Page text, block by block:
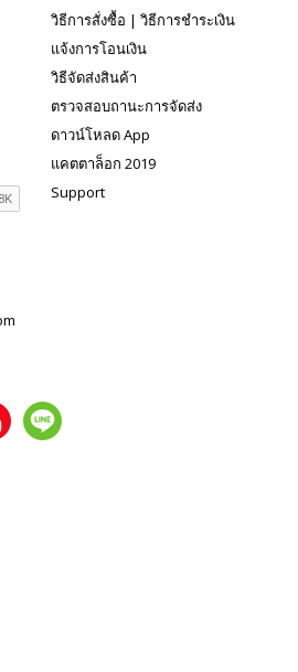
วิธีการสั่งซื้อ | วิธีการชำระเงิน
แจ้งการโอนเงิน
วิธีจัดส่งสินค้า
ตรวจสอบถานะการจัดส่ง
ดาวน์โหลด App
แคตตาล็อก 2019
Support